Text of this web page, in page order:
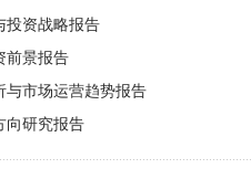
投资战略报告
前景报告
与市场运营趋势报告
向研究报告